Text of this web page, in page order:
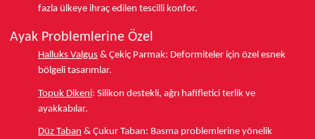
fazla ülkeye ihraç edilen tescilli konfor.
Ayak Problemlerine Özel
Halluks Valgus & Çekiç Parmak: Deformiteler için özel esnek
bölgeli tasarımlar.
Topuk Dikeni: Silikon destekli, ağrı hafifletici terlik ve
ayakkabılar.
Düz Taban & Çukur Taban: Basma problemlerine yönelik